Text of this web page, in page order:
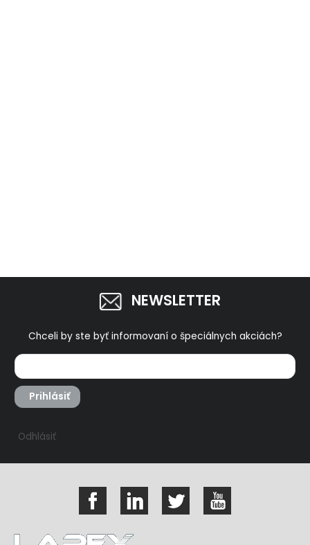
NEWSLETTER
Chceli by ste byť informovaní o špeciálnych akciách?
Prihlásiť
Odhlásiť